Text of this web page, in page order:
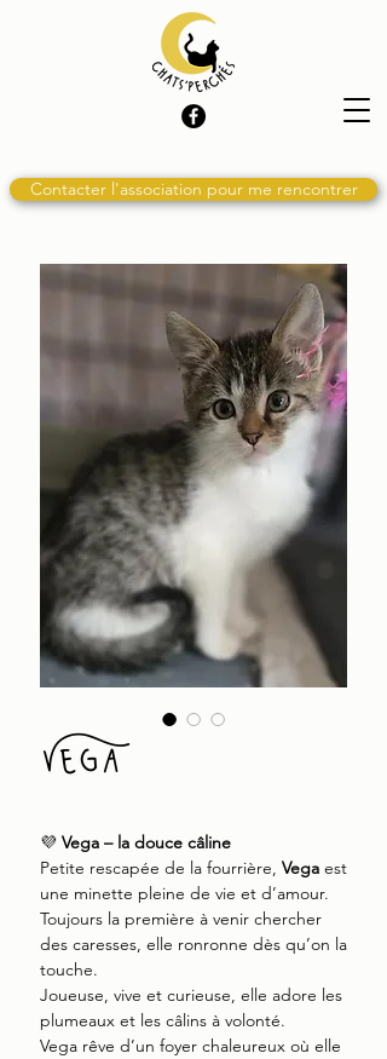
Contacter l'association pour me rencontrer
Vega
💜 Vega – la douce câline
Petite rescapée de la fourrière, Vega est
une minette pleine de vie et d’amour.
Toujours la première à venir chercher
des caresses, elle ronronne dès qu’on la
touche.
Joueuse, vive et curieuse, elle adore les
plumeaux et les câlins à volonté.
Vega rêve d’un foyer chaleureux où elle